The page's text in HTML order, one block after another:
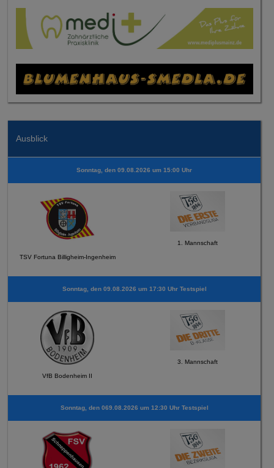
Ausblick
Sonntag, den 09.08.2026 um 15:00 Uhr
TSV Fortuna Billigheim-Ingenheim
1. Mannschaft
Sonntag, den 09.08.2026 um 17:30 Uhr Testspiel
VfB Bodenheim II
3. Mannschaft
Sonntag, den 069.08.2026 um 12:30 Uhr Testspiel